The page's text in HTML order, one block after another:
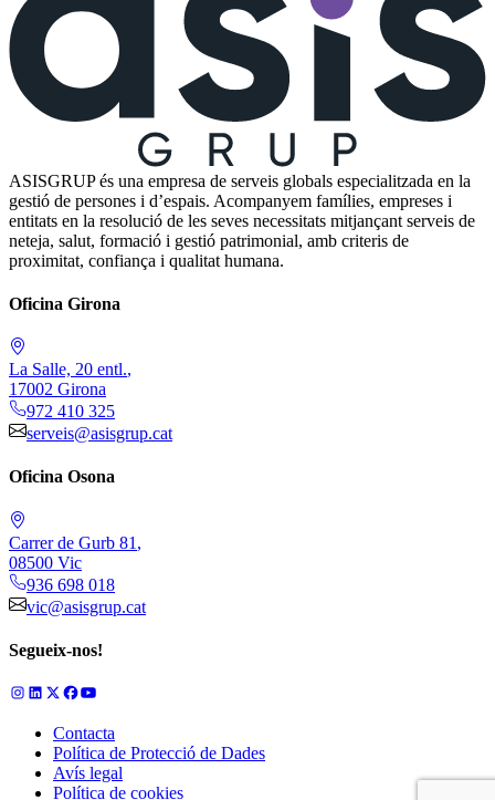
ASISGRUP és una empresa de serveis globals especialitzada en la
gestió de persones i d’espais. Acompanyem famílies, empreses i
entitats en la resolució de les seves necessitats mitjançant serveis de
neteja, salut, formació i gestió patrimonial, amb criteris de
proximitat, confiança i qualitat humana.
Oficina Girona
La Salle, 20 entl.,
17002 Girona
972 410 325
serveis@asisgrup.cat
Oficina Osona
Carrer de Gurb 81 ,
08500 Vic
936 698 018
vic@asisgrup.cat
Segueix-nos!
Contacta
Política de Protecció de Dades
Avís legal
Política de cookies